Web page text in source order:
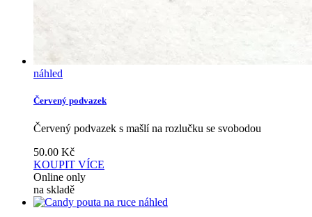
náhled
Červený podvazek
Červený podvazek s mašlí na rozlučku se svobodou
50.00 Kč
KOUPIT VÍCE
Online only
na skladě
náhled